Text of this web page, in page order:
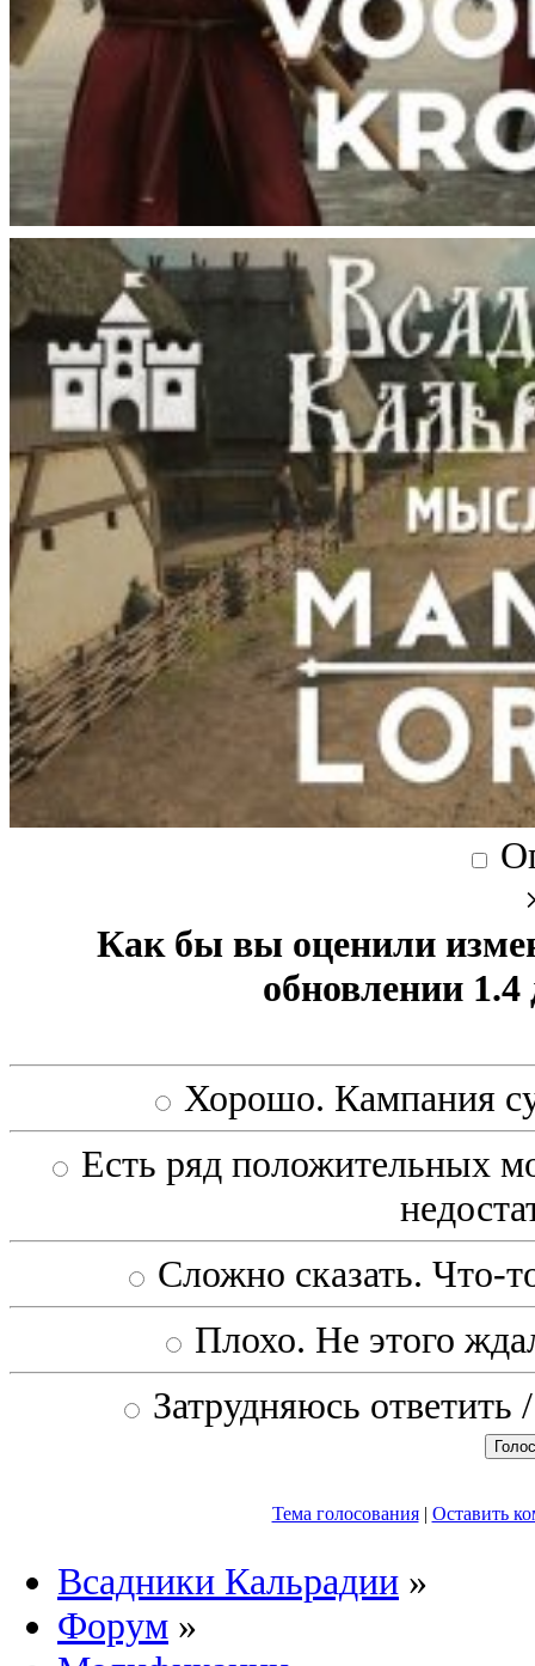
Как бы вы оценили
обновлении
Хорошо. Кампания
Есть ряд положительных
Сложно сказать. Что-
Плохо. Не этого
Затрудняюсь
Тема голосования| Оставить
Всадники Кальрадии »
Форум »